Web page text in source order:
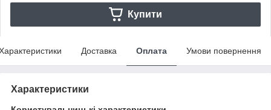
Купити
Доставка Оплата Умови повернення
Характеристики